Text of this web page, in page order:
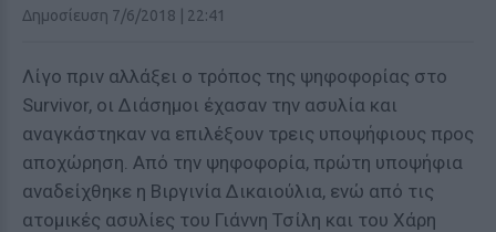
Δημοσίευση 7/6/2018 | 22:41
Λίγο πριν αλλάξει ο τρόπος της ψηφοφορίας στο
Survivor, οι Διάσημοι έχασαν την ασυλία και
αναγκάστηκαν να επιλέξουν τρεις υποψήφιους προς
αποχώρηση. Από την ψηφοφορία, πρώτη υποψήφια
αναδείχθηκε η Βιργινία Δικαιούλια, ενώ από τις
ατομικές ασυλίες του Γιάννη Τσίλη και του Χάρη